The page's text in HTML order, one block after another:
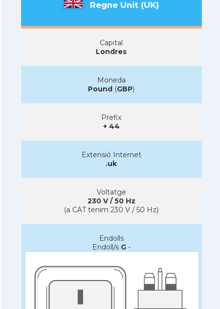
Regne Unit (UK)
Capital
Londres
Moneda
Pound (GBP)
Prefix
+ 44
Extensió Internet
.uk
Voltatge
230 V / 50 Hz
(a CAT tenim 230 V / 50 Hz)
Endolls
Endoll/s G-